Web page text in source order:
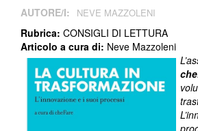
AUTORE/I: NEVE MAZZOLENI
Rubrica: CONSIGLI DI LETTURA
Articolo a cura di: Neve Mazzoleni